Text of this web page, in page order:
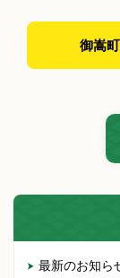
御嵩
最新のお知ら